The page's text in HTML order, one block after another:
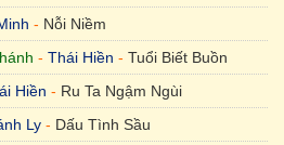
- Nỗi Niềm
- Thái Hiền - Tuổi Biết Buồn
Hiền - Ru Ta Ngậm Ngùi
Ly - Dấu Tình Sầu